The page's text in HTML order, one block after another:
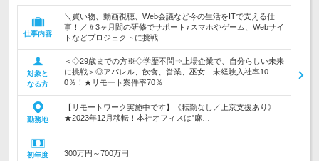
仕事内容
＼買い物、動画視聴、Web会議など今の生活をITで支える仕
事！／＃3ヶ月間の研修でサポート♪スマホやゲーム、Webサイ
トなどプロジェクトに挑戦
対象と
なる方
＜◇29歳までの方※◇学歴不問⇒上場企業で、自分らしい未来
に挑戦＞◎アパレル、飲食、営業、巫女…未経験入社率10
0％！★リモート案件率70％
勤務地
【リモートワーク実施中です】《転勤なし／上京支援あり》
★2023年12月移転！本社オフィスは"麻…
初年度
300万円～700万円